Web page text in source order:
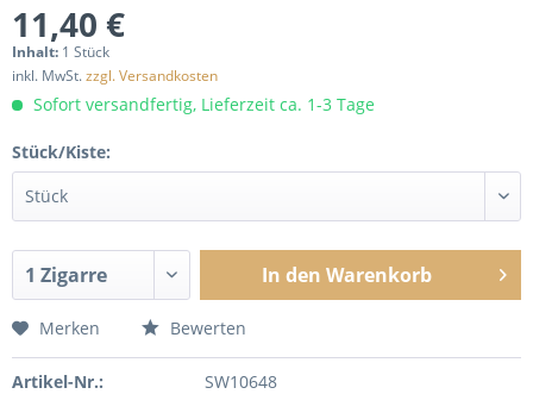
11,40 €
Inhalt: 1 Stück
inkl. MwSt.zzgl. Versandkosten
Sofort versandfertig, Lieferzeit ca. 1-3 Tage
Stück/Kiste:
In den Warenkorb
Merken Bewerten
Artikel-Nr.: SW10648